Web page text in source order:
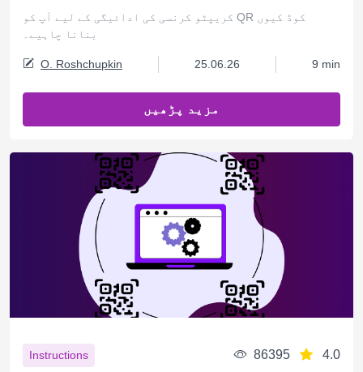
کریپٹو کرنسی کی ادائیگی کے لیے آپ کو QR کوڈ کیوں
بنانا چاہیے۔
O. Roshchupkin 25.06.26 9 min
مزید پڑھیں
Instructions 86395 4.0